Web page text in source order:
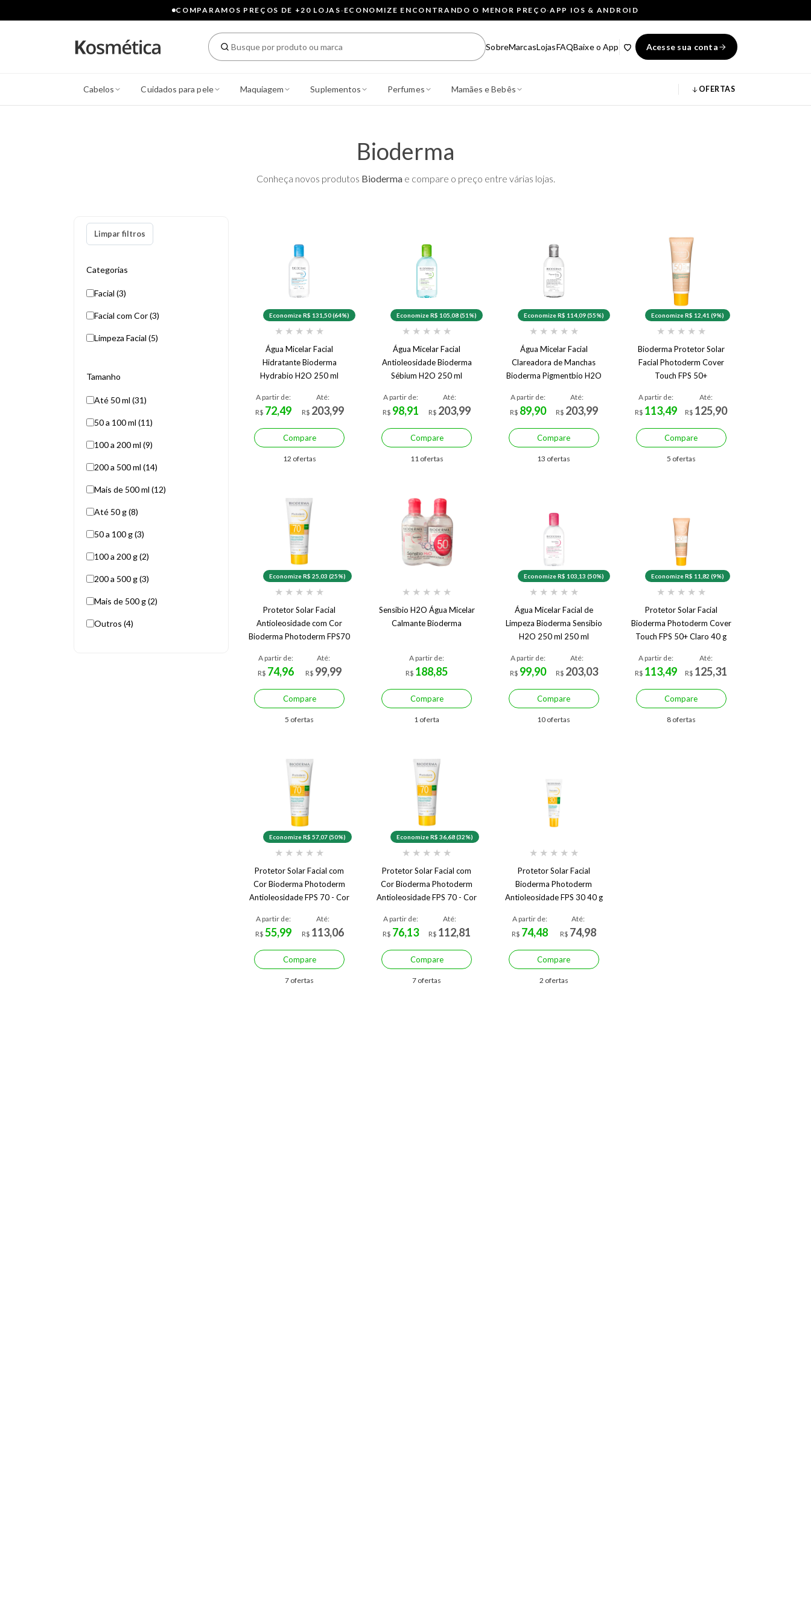
COMPARAMOS PREÇOS DE +20 LOJAS· ECONOMIZE ENCONTRANDO O MENOR PREÇO·APP IOS & ANDROID
SobreMarcasLojasFAQBaixe o App Acesse sua conta
Cabelos Cuidados para pele Maquiagem Suplementos Perfumes Mamães e Bebês OFERTAS
Bioderma
Conheça novos produtos Biodermae compare o preço entre várias lojas.
Limpar filtros
Categorias
Facial (3)
Facial com Cor (3)
Limpeza Facial (5)
Tamanho
Até 50 ml (31)
50 a 100 ml (11)
100 a 200 ml (9)
200 a 500 ml (14)
Mais de 500 ml (12)
Até 50 g (8)
50 a 100 g (3)
100 a 200 g (2)
200 a 500 g (3)
Mais de 500 g (2)
Outros (4)
Economize R$ 131,50 (64%)
★ ★ ★ ★ ★
Água Micelar Facial
Hidratante Bioderma
Hydrabio H2O 250 ml
A partir de:
R$ 72,49
Até:
R$ 203,99
Compare
12 ofertas
Economize R$ 105,08 (51%)
★ ★ ★ ★ ★
Água Micelar Facial
Antioleosidade Bioderma
Sébium H2O 250 ml
A partir de:
R$ 98,91
Até:
R$ 203,99
Compare
11 ofertas
Economize R$ 114,09 (55%)
★ ★ ★ ★ ★
Água Micelar Facial
Clareadora de Manchas
Bioderma Pigmentbio H2O
A partir de:
R$ 89,90
Até:
R$ 203,99
Compare
13 ofertas
Economize R$ 12,41 (9%)
★ ★ ★ ★ ★
Bioderma Protetor Solar
Facial Photoderm Cover
Touch FPS 50+
A partir de:
R$ 113,49
Até:
R$ 125,90
Compare
5 ofertas
Economize R$ 25,03 (25%)
★ ★ ★ ★ ★
Protetor Solar Facial
Antioleosidade com Cor
Bioderma Photoderm FPS70
A partir de:
R$ 74,96
Até:
R$ 99,99
Compare
5 ofertas
★ ★ ★ ★ ★
Sensibio H2O Água Micelar
Calmante Bioderma
A partir de:
R$ 188,85
Compare
1 oferta
Economize R$ 103,13 (50%)
★ ★ ★ ★ ★
Água Micelar Facial de
Limpeza Bioderma Sensibio
H2O 250 ml 250 ml
A partir de:
R$ 99,90
Até:
R$ 203,03
Compare
10 ofertas
Economize R$ 11,82 (9%)
★ ★ ★ ★ ★
Protetor Solar Facial
Bioderma Photoderm Cover
Touch FPS 50+ Claro 40 g
A partir de:
R$ 113,49
Até:
R$ 125,31
Compare
8 ofertas
Economize R$ 57,07 (50%)
★ ★ ★ ★ ★
Protetor Solar Facial com
Cor Bioderma Photoderm
Antioleosidade FPS 70 - Cor
A partir de:
R$55,99
Até:
R$ 113,06
Compare
7 ofertas
Economize R$ 36,68 (32%)
★ ★ ★ ★ ★
Protetor Solar Facial com
Cor Bioderma Photoderm
Antioleosidade FPS 70 - Cor
A partir de:
R$ 76,13
Até:
R$ 112,81
Compare
7 ofertas
★ ★ ★ ★ ★
Protetor Solar Facial
Bioderma Photoderm
Antioleosidade FPS 30 40 g
A partir de:
R$ 74,48
Até:
R$ 74,98
Compare
2 ofertas